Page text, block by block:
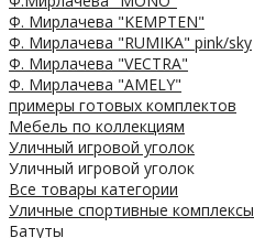
Ф. Мирлачева "KEMPTEN"
Ф. Мирлачева "RUMIKA" pink/sky
Ф. Мирлачева "VECTRA"
Ф. Мирлачева "AMELY"
примеры готовых комплектов
Мебель по коллекциям
Уличный игровой уголок
Уличный игровой уголок
Все товары категории
Уличные спортивные комплексы
Батуты